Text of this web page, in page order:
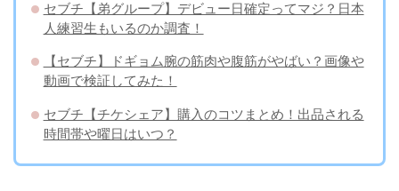
セブチ【弟グループ】デビュー日確定ってマジ？日本
人練習生もいるのか調査！
【セブチ】ドギョム腕の筋肉や腹筋がやばい？画像や
動画で検証してみた！
セブチ【チケシェア】購入のコツまとめ！出品される
時間帯や曜日はいつ？